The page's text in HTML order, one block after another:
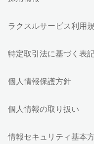
ラクスルサービス利用
特定取引法に基づく表
個人情報保護方針
個人情報の取り扱い
情報セキュリティ基本